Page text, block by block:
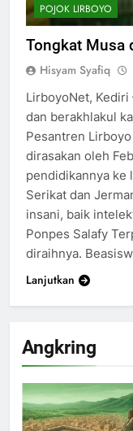
Angkring
200
POJOK LIRBOYO
Tongkat Musa
Hisyam Syafiq
LirboyoNet,
dan berakhlakul
Pesantren
dirasakan oleh
pendidikannya ke
Serikat dan
insani, baik
Ponpes Salafy
diraihnya.
Lanjutkan